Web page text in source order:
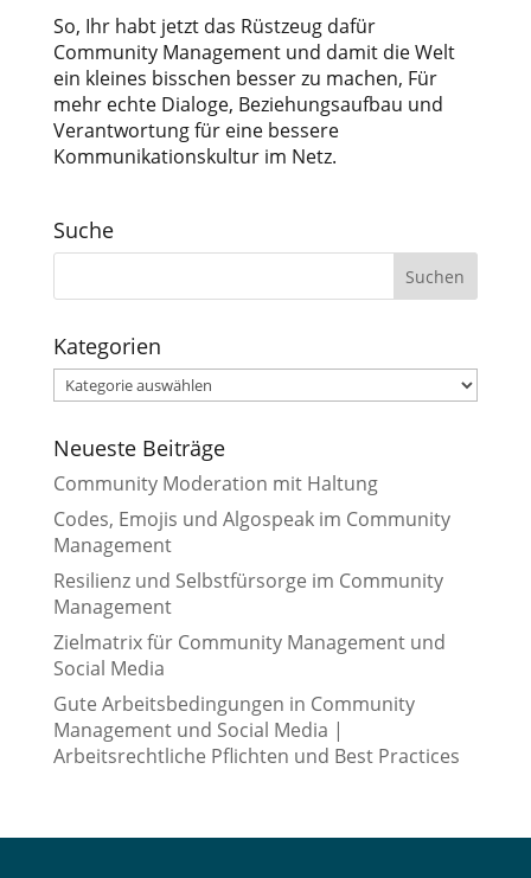
So, Ihr habt jetzt das Rüstzeug dafür
Community Management und damit die Welt
ein kleines bisschen besser zu machen, Für
mehr echte Dialoge, Beziehungsaufbau und
Verantwortung für eine bessere
Kommunikationskultur im Netz.
Suche
Kategorien
Kategorien
Neueste Beiträge
Community Moderation mit Haltung
Codes, Emojis und Algospeak im Community
Management
Resilienz und Selbstfürsorge im Community
Management
Zielmatrix für Community Management und
Social Media
Gute Arbeitsbedingungen in Community
Management und Social Media |
Arbeitsrechtliche Pflichten und Best Practices